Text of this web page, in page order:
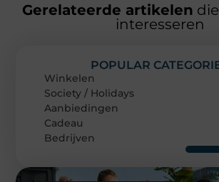
Gerelateerde artikelen
interesseren
POPULAR
Winkelen
Society / Holidays
Aanbiedingen
Cadeau
Bedrijven